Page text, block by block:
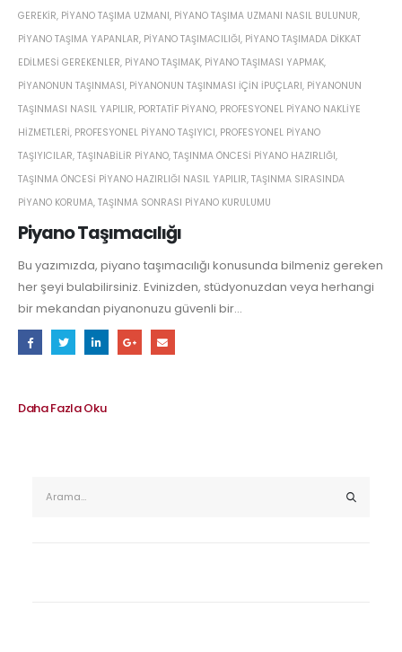
Piyano Taşımacılığı
GEREKIR, PIYANO TAŞIMA UZMANI, PIYANO TAŞIMA UZMANI NASIL BULUNUR,
PIYANO TAŞIMA YAPANLAR, PIYANO TAŞIMACILIĞI, PIYANO TAŞIMADA DIKKAT
EDILMESI GEREKENLER, PIYANO TAŞIMAK, PIYANO TAŞIMASI YAPMAK,
PIYANONUN TAŞINMASI, PIYANONUN TAŞINMASI IÇIN IPUÇLARI, PIYANONUN
TAŞINMASI NASIL YAPILIR, PORTATIF PIYANO, PROFESYONEL PIYANO NAKLIYE
HIZMETLERI, PROFESYONEL PIYANO TAŞIYICI, PROFESYONEL PIYANO
TAŞIYICILAR, TAŞINABILIR PIYANO, TAŞINMA ÖNCESI PIYANO HAZIRLIĞI,
TAŞINMA ÖNCESI PIYANO HAZIRLIĞI NASIL YAPILIR, TAŞINMA SIRASINDA
PIYANO KORUMA, TAŞINMA SONRASI PIYANO KURULUMU
Bu yazımızda, piyano taşımacılığı konusunda bilmeniz gereken
her şeyi bulabilirsiniz. Evinizden, stüdyonuzdan veya herhangi
bir mekandan piyanonuzu güvenli bir...
Daha Fazla Oku